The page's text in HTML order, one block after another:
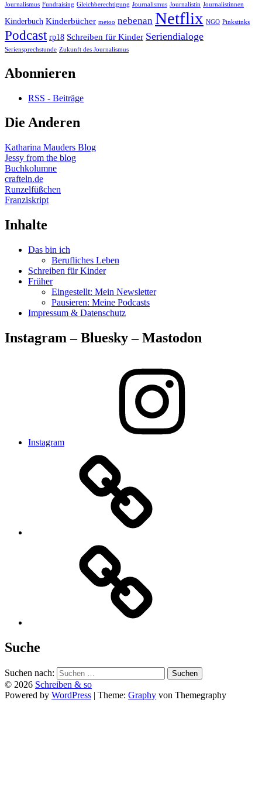
Journalismus Fundraising Gleichberechtigung Journalismus Journalistin Journalistinnen
Kinderbuch Kinderbücher metoo nebenan Netflix NGO Pinkstinks
Podcast rp18 Schreiben für Kinder Seriendialoge
Seriensprechstunde Zukunft des Journalismus
Abonnieren
RSS - Beiträge
Die Anderen
Katharina Mauders Blog
Jessy from the blog
Buchkolumne
crafteln.de
Runzelfüßchen
Franziskript
Inhalte
Das bin ich
Berufliches Leben
Schreiben für Kinder
Früher
Eingestellt: Mein Newsletter
Pausieren: Meine Podcasts
Impressum & Datenschutz
Instagram – Bluesky – Mastodon
Instagram
Suche
Suchen nach:
© 2026 Schreiben & so
Powered by WordPress | Theme: Graphy von Themegraphy